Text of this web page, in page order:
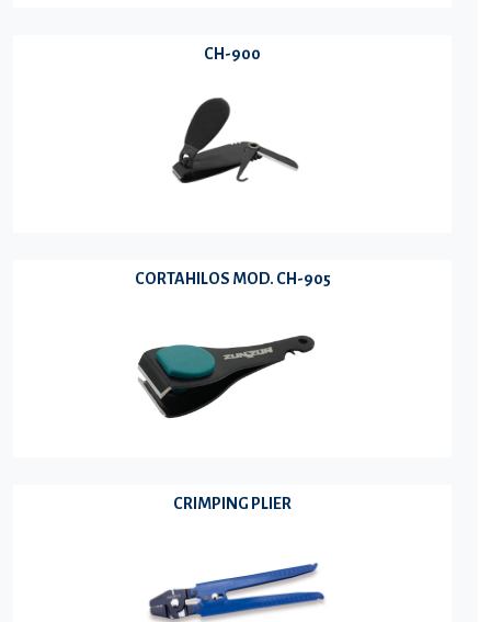
CH-900
CORTAHILOS MOD. CH-905
CRIMPING PLIER